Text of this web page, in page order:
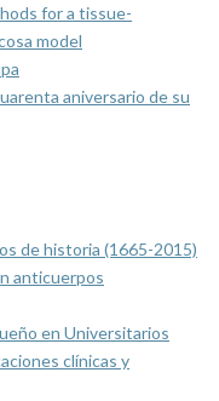
for a tissue-
model
aniversario de su
de historia (1665-2015)
anticuerpos
en Universitarios
clínicas y